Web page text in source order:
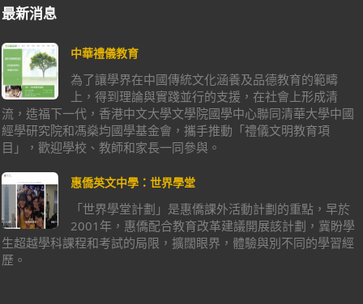
最新消息
中華禮儀教育
為了讓學界在中國傳統文化涵養及品德教育的範疇
上，得到理論與實踐並行的支援，在社會上形成清
流，造福下一代，香港中文大學文學院國學中心聯同清華大學中國
經學研究院和馮燊均國學基金會，攜手推動「禮儀文明教育項
目」，歡迎學校、教師和家長一同參與。
惠僑英文中學：世界學堂
「世界學堂計劃」是惠僑課外活動計劃的重點，早於
2001年，惠僑配合教育改革建議開展該計劃，冀盼學
生超越學科課程和考試的局限，擴闊眼界，體驗與別不同的學習經
歷。